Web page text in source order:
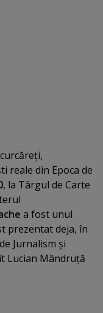
reale din Epoca de
, la Târgul de Carte
a fost unul
prezentat deja, în
Jurnalism şi
Lucian Mândruţă